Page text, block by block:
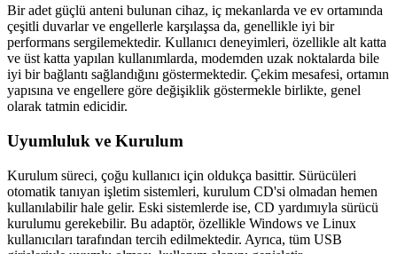
Bir adet güçlü anteni bulunan cihaz, iç mekanlarda ve ev ortamında
çeşitli duvarlar ve engellerle karşılaşsa da, genellikle iyi bir
performans sergilemektedir. Kullanıcı deneyimleri, özellikle alt katta
ve üst katta yapılan kullanımlarda, modemden uzak noktalarda bile
iyi bir bağlantı sağlandığını göstermektedir. Çekim mesafesi, ortamın
yapısına ve engellere göre değişiklik göstermekle birlikte, genel
olarak tatmin edicidir.
Uyumluluk ve Kurulum
Kurulum süreci, çoğu kullanıcı için oldukça basittir. Sürücüleri
otomatik tanıyan işletim sistemleri, kurulum CD'si olmadan hemen
kullanılabilir hale gelir. Eski sistemlerde ise, CD yardımıyla sürücü
kurulumu gerekebilir. Bu adaptör, özellikle Windows ve Linux
kullanıcıları tarafından tercih edilmektedir. Ayrıca, tüm USB